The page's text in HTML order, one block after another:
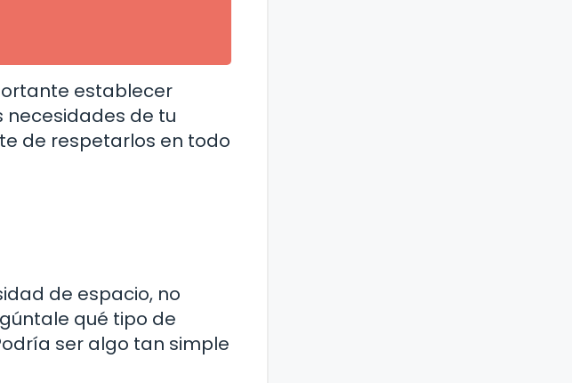
establecer
necesidades de tu
de respetarlos en todo
de espacio, no
qué tipo de
ser algo tan simple